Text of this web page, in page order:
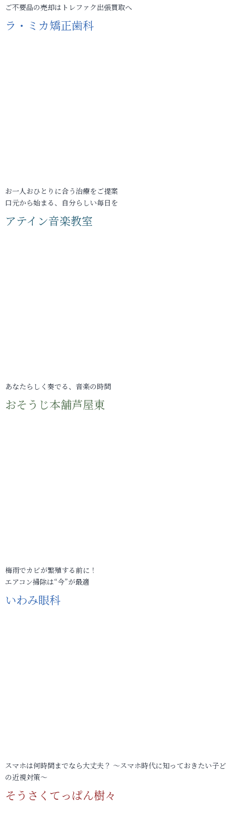
ご不要品の売却はトレファク出張買取へ
ラ・ミカ矯正歯科
お一人おひとりに合う治療をご提案
口元から始まる、自分らしい毎日を
アテイン音楽教室
あなたらしく奏でる、音楽の時間
おそうじ本舗芦屋東
梅雨でカビが繁殖する前に！
エアコン掃除は“今”が最適
いわみ眼科
スマホは何時間までなら大丈夫？ ～スマホ時代に知っておきたい子
の近視対策～
そうさくてっぱん樹々